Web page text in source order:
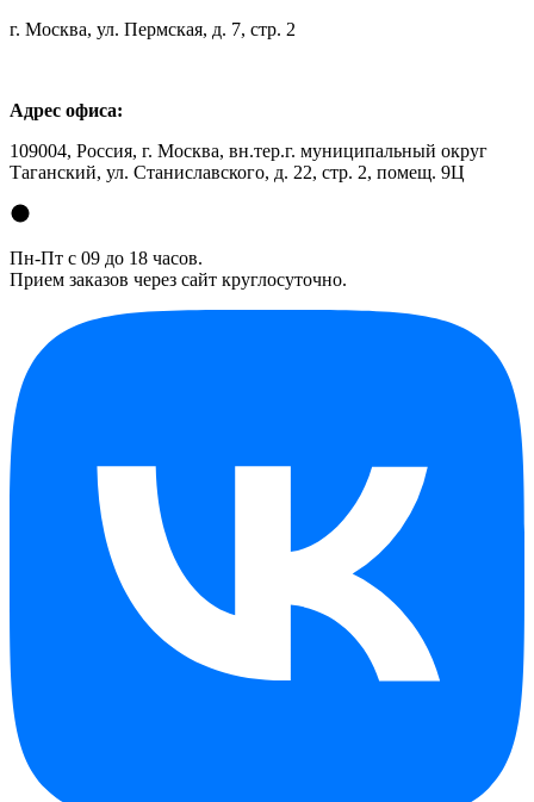
г. Москва, ул. Пермская, д. 7, стр. 2
Адрес офиса:
109004, Россия, г. Москва, вн.тер.г. муниципальный округ
Таганский, ул. Станиславского, д. 22, стр. 2, помещ. 9Ц
Пн-Пт с 09 до 18 часов.
Прием заказов через сайт круглосуточно.